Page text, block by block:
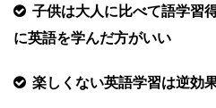
子供は大人に比べて語学習
に英語を学んだ方がいい
楽しくない英語学習は逆効